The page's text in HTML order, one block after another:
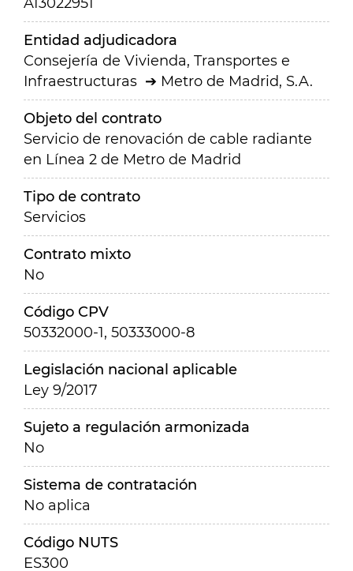
Entidad adjudicadora
Consejería de Vivienda, Transportes e
Infraestructuras
Metro de Madrid, S.A.
Objeto del contrato
Servicio de renovación de cable radiante
en Línea 2 de Metro de Madrid
Tipo de contrato
Servicios
Contrato mixto
No
Código CPV
50332000-1, 50333000-8
Legislación nacional aplicable
Ley 9/2017
Sujeto a regulación armonizada
No
Sistema de contratación
No aplica
Código NUTS
ES300